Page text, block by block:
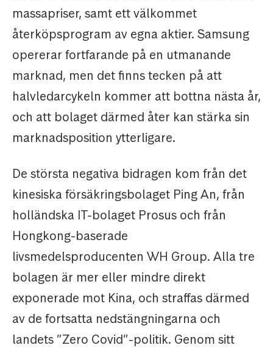
massapriser, samt ett välkommet
återköpsprogram av egna aktier. Samsung
opererar fortfarande på en utmanande
marknad, men det finns tecken på att
halvledarcykeln kommer att bottna nästa år,
och att bolaget därmed åter kan stärka sin
marknadsposition ytterligare.
De största negativa bidragen kom från det
kinesiska försäkringsbolaget Ping An, från
holländska IT-bolaget Prosus och från
Hongkong-baserade
livsmedelsproducenten WH Group. Alla tre
bolagen är mer eller mindre direkt
exponerade mot Kina, och straffas därmed
av de fortsatta nedstängningarna och
landets ”Zero Covid”-politik. Genom sitt